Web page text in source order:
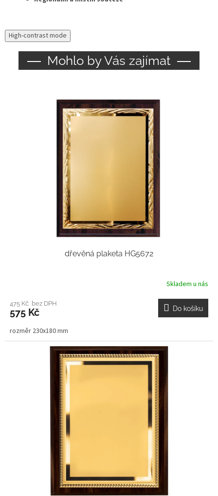
High-contrast mode
Mohlo by Vás zajímat
dřevěná plaketa HG5672
Skladem u nás
475 Kč bez DPH
575 Kč Do košíku
rozměr 230x180 mm